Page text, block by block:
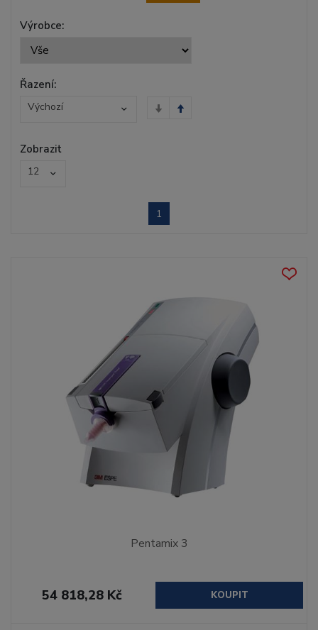
Výrobce:
Řazení:
Výchozí
Zobrazit
12
1
Pentamix 3
54 818,28 Kč KOUPIT